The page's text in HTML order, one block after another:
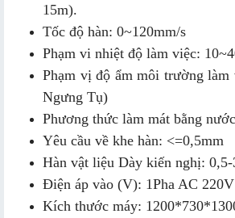
15m).
Tốc độ hàn: 0~120mm/s
Phạm vi nhiệt độ làm việc:
Phạm vị độ ẩm môi trường làm
Ngưng Tụ)
Phương thức làm mát bằng nước
Yêu cầu về khe hàn: <=0,5mm
Hàn vật liệu Dày kiến nghị: 0,5-
Điện áp vào (V): 1Pha AC 220V
Kích thước máy: